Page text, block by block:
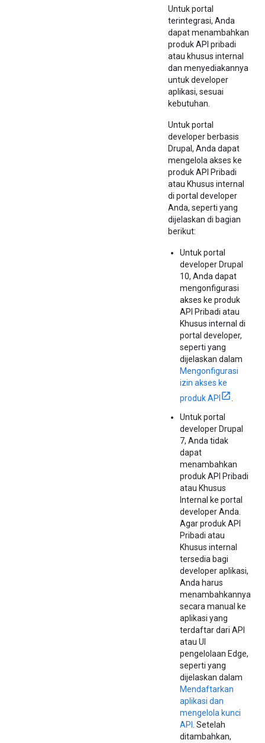
Untuk portal
terintegrasi, Anda
dapat menambahkan
produk API pribadi
atau khusus internal
dan menyediakannya
untuk developer
aplikasi, sesuai
kebutuhan.
Untuk portal
developer berbasis
Drupal, Anda dapat
mengelola akses ke
produk API Pribadi
atau Khusus internal
di portal developer
Anda, seperti yang
dijelaskan di bagian
berikut:
Untuk portal
developer Drupal
10, Anda dapat
mengonfigurasi
akses ke produk
API Pribadi atau
Khusus internal di
portal developer,
seperti yang
dijelaskan dalam
Mengonfigurasi
izin akses ke
produk API
.
Untuk portal
developer Drupal
7, Anda tidak
dapat
menambahkan
produk API Pribadi
atau Khusus
Internal ke portal
developer Anda.
Agar produk API
Pribadi atau
Khusus internal
tersedia bagi
developer aplikasi,
Anda harus
menambahkannya
secara manual ke
aplikasi yang
terdaftar dari API
atau UI
pengelolaan Edge,
seperti yang
dijelaskan dalam
Mendaftarkan
aplikasi dan
mengelola kunci
API . Setelah
ditambahkan,